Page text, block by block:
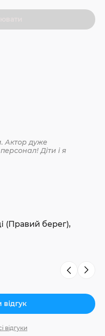
Актор дуже
Діти і я
(Правий берег),
відгуки